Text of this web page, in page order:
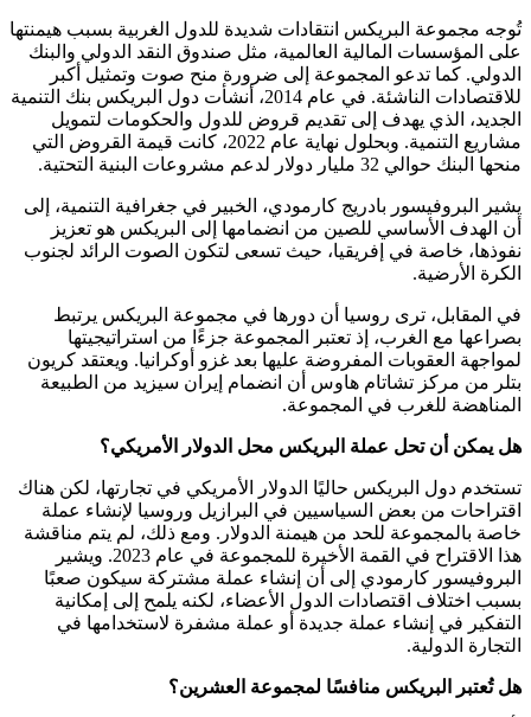
تُوجه مجموعة البريكس انتقادات شديدة للدول الغربية بسبب هيمنتها
على المؤسسات المالية العالمية، مثل صندوق النقد الدولي والبنك
الدولي. كما تدعو المجموعة إلى ضرورة منح صوت وتمثيل أكبر
للاقتصادات الناشئة. في عام 2014، أنشأت دول البريكس بنك التنمية
الجديد، الذي يهدف إلى تقديم قروض للدول والحكومات لتمويل
مشاريع التنمية. وبحلول نهاية عام 2022، كانت قيمة القروض التي
منحها البنك حوالي 32 مليار دولار لدعم مشروعات البنية التحتية.
يشير البروفيسور بادريج كارمودي، الخبير في جغرافية التنمية، إلى
أن الهدف الأساسي للصين من انضمامها إلى البريكس هو تعزيز
نفوذها، خاصة في إفريقيا، حيث تسعى لتكون الصوت الرائد لجنوب
الكرة الأرضية.
في المقابل، ترى روسيا أن دورها في مجموعة البريكس يرتبط
بصراعها مع الغرب، إذ تعتبر المجموعة جزءًا من استراتيجيتها
لمواجهة العقوبات المفروضة عليها بعد غزو أوكرانيا. ويعتقد كريون
بتلر من مركز تشاتام هاوس أن انضمام إيران سيزيد من الطبيعة
المناهضة للغرب في المجموعة.
هل يمكن أن تحل عملة البريكس محل الدولار الأمريكي؟
تستخدم دول البريكس حاليًا الدولار الأمريكي في تجارتها، لكن هناك
اقتراحات من بعض السياسيين في البرازيل وروسيا لإنشاء عملة
خاصة بالمجموعة للحد من هيمنة الدولار. ومع ذلك، لم يتم مناقشة
هذا الاقتراح في القمة الأخيرة للمجموعة في عام 2023. ويشير
البروفيسور كارمودي إلى أن إنشاء عملة مشتركة سيكون صعبًا
بسبب اختلاف اقتصادات الدول الأعضاء، لكنه يلمح إلى إمكانية
التفكير في إنشاء عملة جديدة أو عملة مشفرة لاستخدامها في
التجارة الدولية.
هل تُعتبر البريكس منافسًا لمجموعة العشرين؟